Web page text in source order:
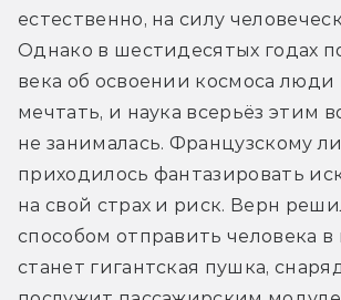
естественно, на силу
Однако в шестидесятых годах
века об освоении космоса люди
мечтать, и наука всерьёз этим
не занималась. Французскому
приходилось фантазировать
на свой страх и риск. Верн
способом отправить человека в
станет гигантская пушка,